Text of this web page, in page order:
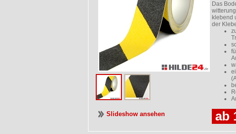
Slideshow ansehen
Das
klebend
der
ab